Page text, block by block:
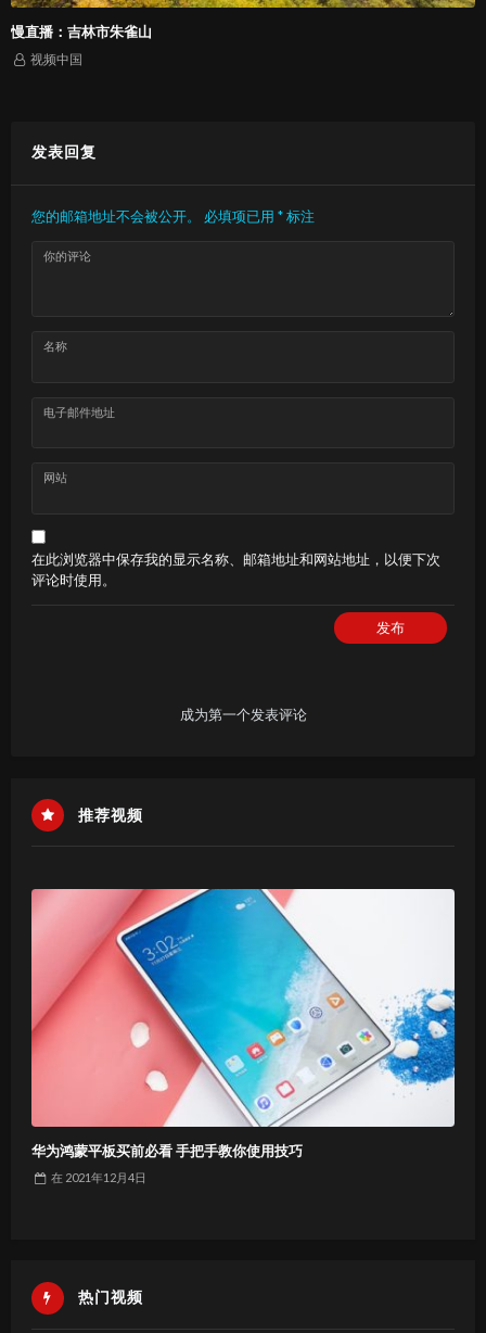
慢直播：吉林市朱雀山
视频中国
发表回复
您的邮箱地址不会被公开。 必填项已用*标注
你的评论
名称
电子邮件地址
网站
在此浏览器中保存我的显示名称、邮箱地址和网站地址，以便下次
评论时使用。
发布
成为第一个发表评论
推荐视频
华为鸿蒙平板买前必看 手把手教你使用技巧
在 2021年12月4日
热门视频